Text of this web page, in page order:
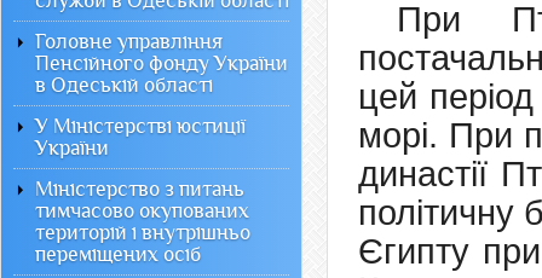
При
цей
морі. При
династії
політичну
Єгипту
Головне управління
Пенсійного фонду України
в Одеській області
У Міністерстві юстиції
України
Міністерство з питань
тимчасово окупованих
територій і внутрішньо
переміщених осіб